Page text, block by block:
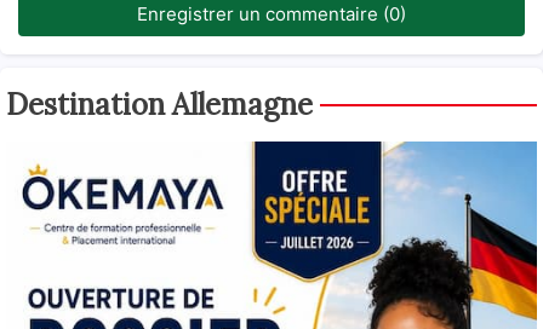
Enregistrer un commentaire (0)
Destination Allemagne